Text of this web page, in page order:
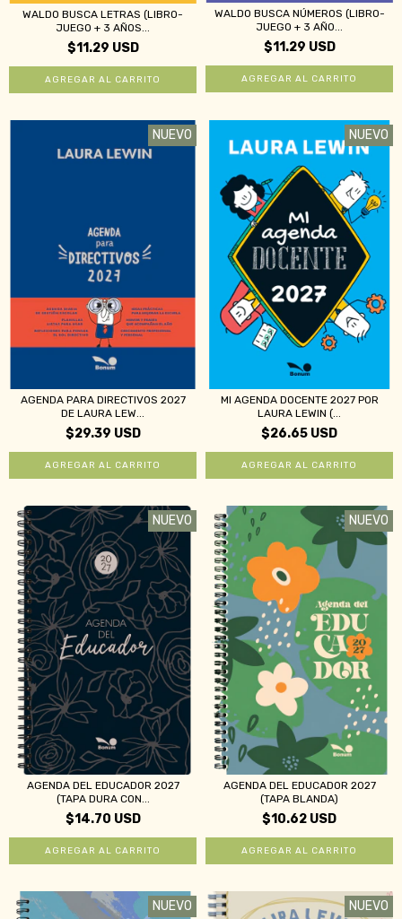
WALDO BUSCA LETRAS (LIBRO-
JUEGO + 3 AÑOS...
$11.29 USD
WALDO BUSCA NÚMEROS (LIBRO-
JUEGO + 3 AÑO...
$11.29 USD
NUEVO
AGENDA PARA DIRECTIVOS 2027
DE LAURA LEW...
$29.39 USD
NUEVO
MI AGENDA DOCENTE 2027 POR
LAURA LEWIN (...
$26.65 USD
NUEVO
AGENDA DEL EDUCADOR 2027
(TAPA DURA CON...
$14.70 USD
NUEVO
AGENDA DEL EDUCADOR 2027
(TAPA BLANDA)
$10.62 USD
NUEVO NUEVO